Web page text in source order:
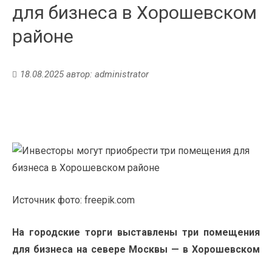
для бизнеса в Хорошевском
районе
18.08.2025автор: administrator
Источник фото: freepik.com
На городские торги выставлены три помещения
для бизнеса на севере Москвы — в Хорошевском